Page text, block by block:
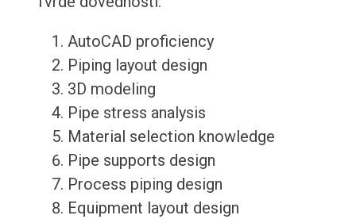
AutoCAD proficiency
Piping layout design
3D modeling
Pipe stress analysis
Material selection knowledge
Pipe supports design
Process piping design
Equipment layout design